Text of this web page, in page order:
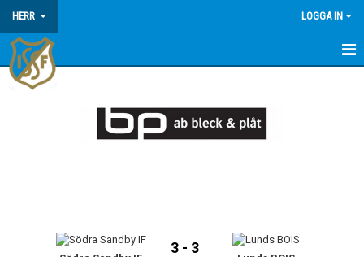
HERR LOGGA IN
HEM
3 - 3